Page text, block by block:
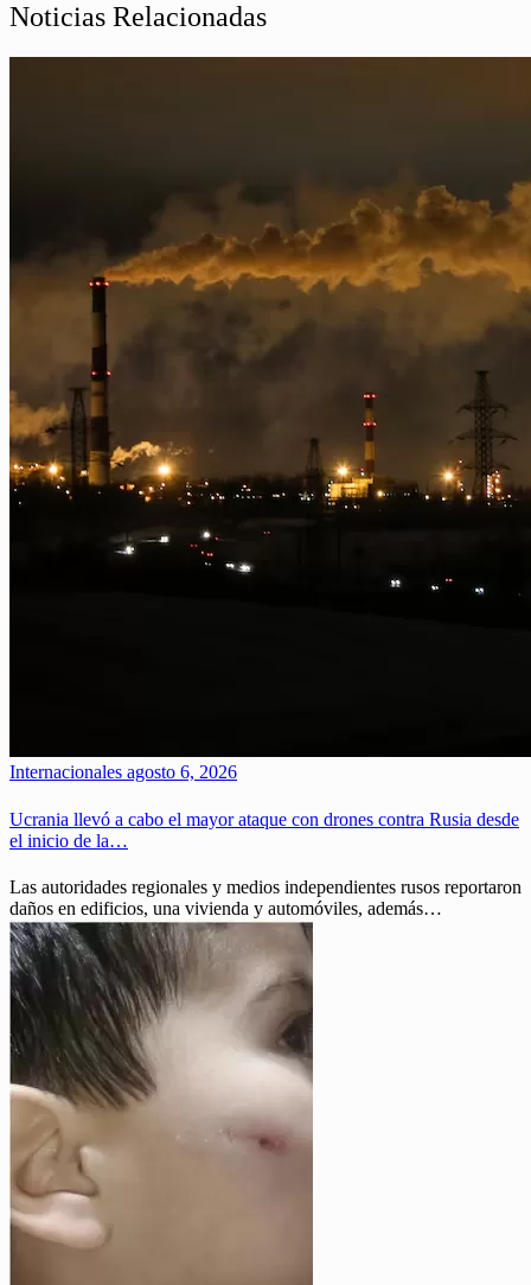
Noticias Relacionadas
Internacionales agosto 6, 2026
Ucrania llevó a cabo el mayor ataque con drones contra Rusia desde
el inicio de la…
Las autoridades regionales y medios independientes rusos reportaron
daños en edificios, una vivienda y automóviles, además…